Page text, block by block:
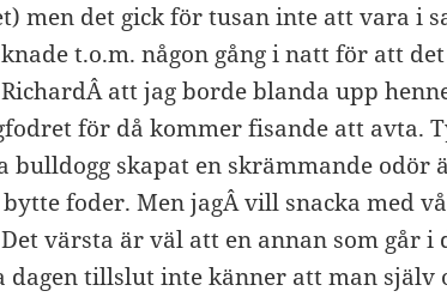
men det gick för tusan inte att vara i
t.o.m. någon gång i natt för att
att jag borde blanda upp
för då kommer fisande att avta.
bulldogg skapat en skrämmande odör
foder. Men jagÂ vill snacka med
värsta är väl att en annan som går i
dagen tillslut inte känner att man själv